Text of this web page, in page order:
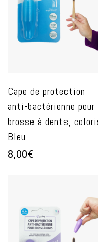
Cape de protection
anti-bactérienne pour
brosse à dents,
Bleu
8,00€